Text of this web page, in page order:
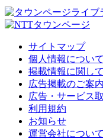
サイトマップ
個人情報について
掲載情報に関して
広告掲載のご案内
広告・サービス
利用規約
お知らせ
運営会社について